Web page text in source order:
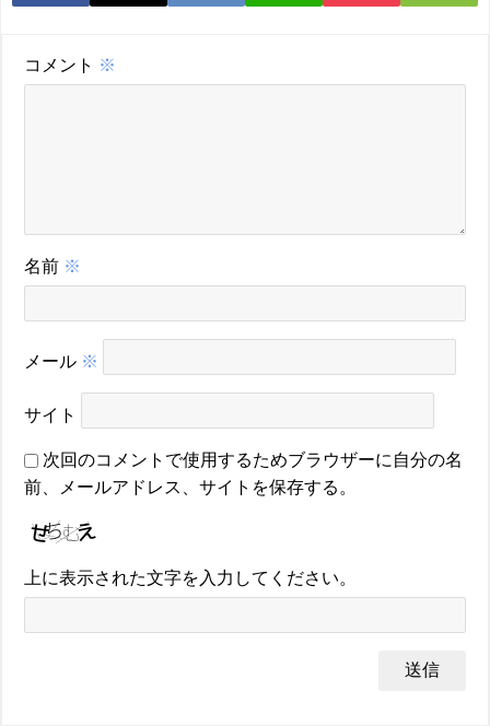
コメント ※
名前 ※
メール ※
サイト
次回のコメントで使用するためブラウザーに自分の名
前、メールアドレス、サイトを保存する。
上に表示された文字を入力してください。